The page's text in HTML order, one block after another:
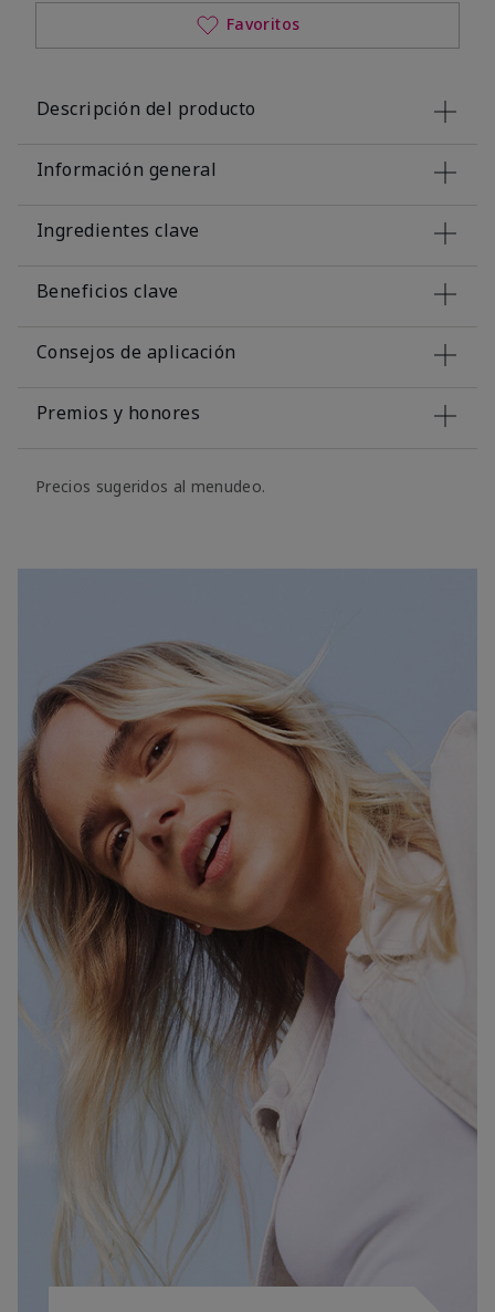
Favoritos
Descripción del producto
Información general
Ingredientes clave
Beneficios clave
Consejos de aplicación
Premios y honores
Precios sugeridos al menudeo.